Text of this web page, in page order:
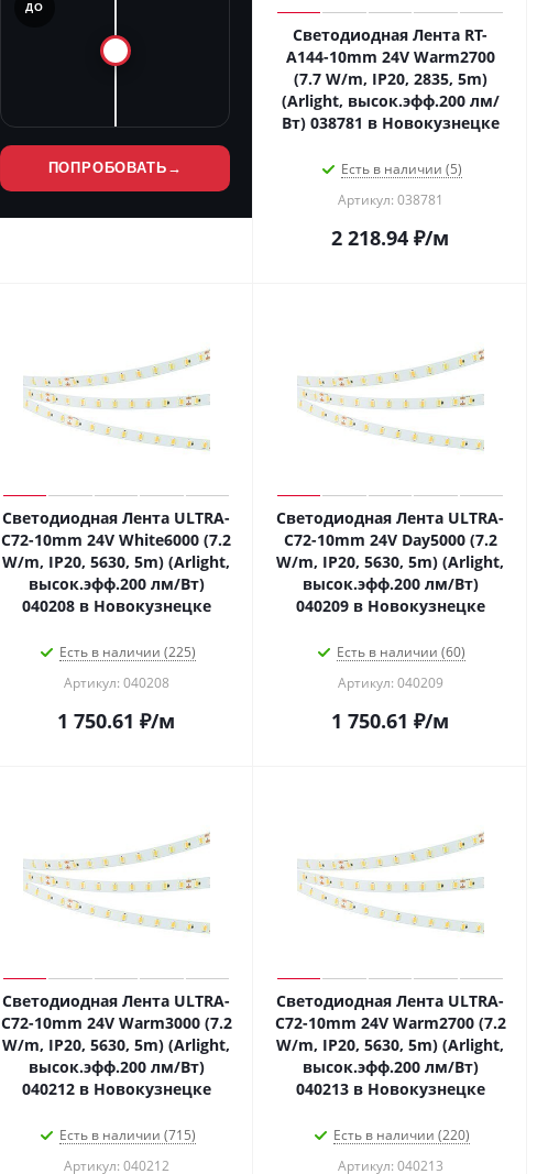
ДО
ПОПРОБОВАТЬ →
Светодиодная Лента RT-
A144-10mm 24V Warm2700
(7.7 W/m, IP20, 2835, 5m)
(Arlight, высок.эфф.200 лм/
Вт) 038781 в Новокузнецке
Есть в наличии (5)
Артикул: 038781
2 218.94 ₽/м
Светодиодная Лента ULTRA-
C72-10mm 24V White6000 (7.2
W/m, IP20, 5630, 5m) (Arlight,
высок.эфф.200 лм/Вт)
040208 в Новокузнецке
Есть в наличии (225)
Артикул: 040208
1 750.61 ₽/м
Светодиодная Лента ULTRA-
C72-10mm 24V Day5000 (7.2
W/m, IP20, 5630, 5m) (Arlight,
высок.эфф.200 лм/Вт)
040209 в Новокузнецке
Есть в наличии (60)
Артикул: 040209
1 750.61 ₽/м
Светодиодная Лента ULTRA-
C72-10mm 24V Warm3000 (7.2
W/m, IP20, 5630, 5m) (Arlight,
высок.эфф.200 лм/Вт)
040212 в Новокузнецке
Есть в наличии (715)
Артикул: 040212
Светодиодная Лента ULTRA-
C72-10mm 24V Warm2700 (7.2
W/m, IP20, 5630, 5m) (Arlight,
высок.эфф.200 лм/Вт)
040213 в Новокузнецке
Есть в наличии (220)
Артикул: 040213